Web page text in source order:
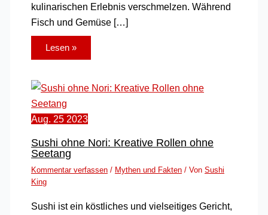
kulinarischen Erlebnis verschmelzen. Während
Fisch und Gemüse […]
Lesen »
Aug. 25 2023
Sushi ohne Nori: Kreative Rollen ohne
Seetang
Kommentar verfassen / Mythen und Fakten/ Von Sushi
King
Sushi ist ein köstliches und vielseitiges Gericht,